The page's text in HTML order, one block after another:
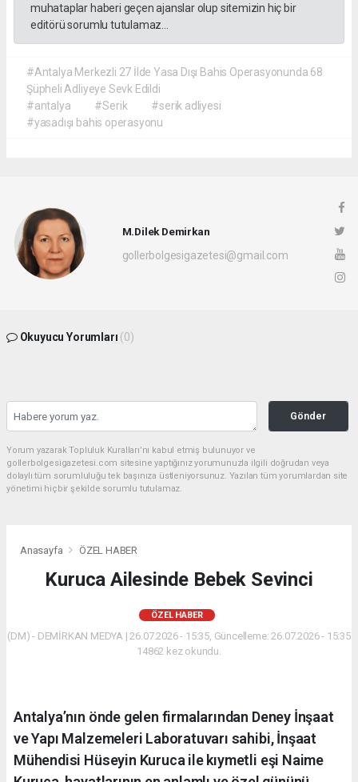
muhataplar haberi geçen ajanslar olup sitemizin hiç bir
editörü sorumlu tutulamaz...
#Antalya Merkezli 27 İlde Yasa Dışı Bahis Operasyonunda 68
Şüpheli Adliyeye Sevk Edildi
#antalya
#Serik
#serik adliyesi
#yasadışı bahis operasyonu
M.Dilek Demirkan
gollerbolgesigazetesi@gmail.com
Okuyucu Yorumları (0)
Gönder
Yorum yazarak Topluluk Kuralları’nı kabul etmiş bulunuyor ve
gollerbolgesigazetesi.com sitesine yaptığınız yorumunuzla ilgili doğrudan veya
dolaylı tüm sorumluluğu tek başınıza üstleniyorsunuz. Yazılan tüm yorumlardan site
yönetimi hiçbir şekilde sorumlu tutulamaz.
Anasayfa ÖZEL HABER
Kuruca Ailesinde Bebek Sevinci
ÖZEL HABER
(DM) - DEMİRKAN MEDYA | 26.07.2026 - 15:35, Güncelleme: 26.07.2026 - 15:35
14862 kez okundu.
Antalya’nın önde gelen firmalarından Deney İnşaat
ve Yapı Malzemeleri Laboratuvarı sahibi, İnşaat
Mühendisi Hüseyin Kuruca ile kıymetli eşi Naime